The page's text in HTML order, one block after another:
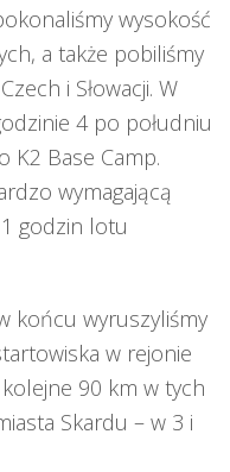
wysokość
a także pobiliśmy
i Słowacji. W
4 po południu
K2 Base Camp.
wymagającą
godzin lotu
końcu wyruszyliśmy
w rejonie
90 km w tych
Skardu – w 3 i